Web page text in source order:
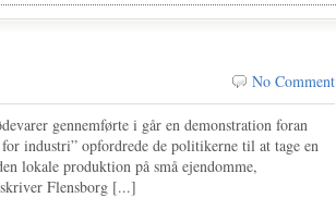
No Comment
gennemførte i går en demonstration foran
industri” opfordrede de politikerne til at tage en
lokale produktion på små ejendomme,
Flensborg [...]